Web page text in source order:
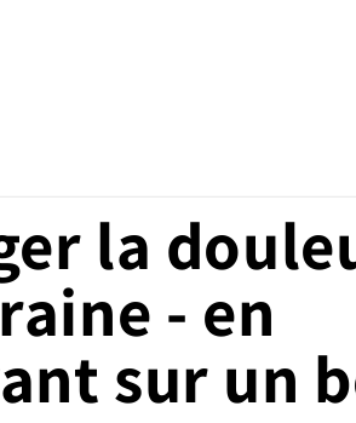
la
- en
sur un